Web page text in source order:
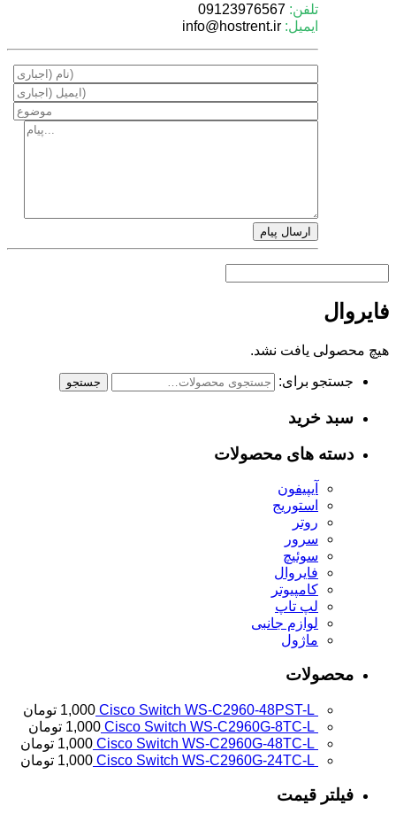
تلفن:
ایمیل:
فايروال
هیچ محصولی یافت نشد.
جستجو برای: جستجو
سبد خرید
دسته های محصولات
آيپيفون
استوريج
روتر
سرور
سوئيچ
فايروال
كامپيوتر
لپ تاپ
لوازم جانبی
ماژول
محصولات
Cisco Switch WS-C2960-48PST-L
1,000 تومان
Cisco Switch WS-C2960G-8TC-L
1,000 تومان
Cisco Switch WS-C2960G-48TC-L
1,000 تومان
Cisco Switch WS-C2960G-24TC-L
1,000 تومان
فیلتر قيمت